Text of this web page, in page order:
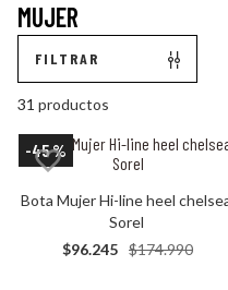
MUJER
FILTRAR
31 productos
-45 %
Bota Mujer Hi-line heel
Sorel
$174.990
$96.245
sorel mujer
botin slabtown
zapatillas mujer
botas
bototo
botas hombre